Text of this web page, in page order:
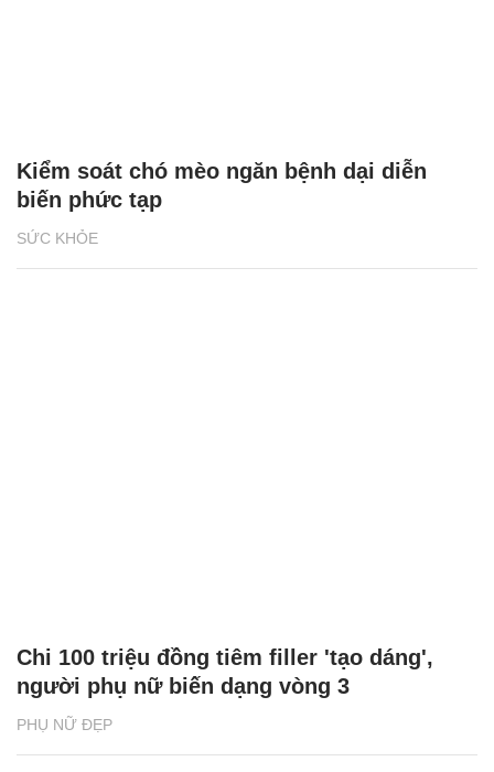
SỨC KHỎE
Kiểm soát chó mèo ngăn bệnh dại diễn
biến phức tạp
PHỤ NỮ ĐẸP
Chi 100 triệu đồng tiêm filler 'tạo dáng',
người phụ nữ biến dạng vòng 3